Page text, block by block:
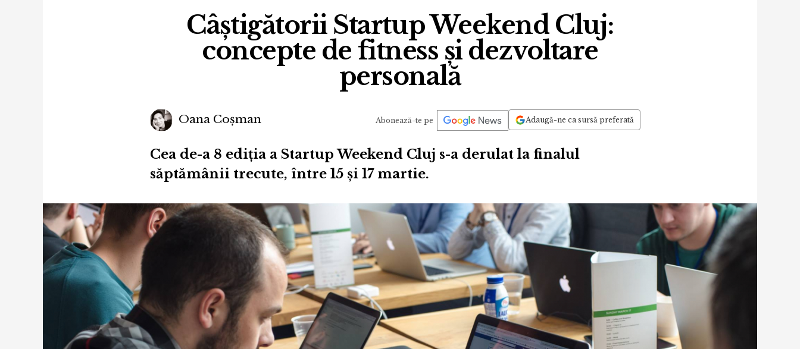
Câștigătorii Startup Weekend Cluj:
concepte de fitness și dezvoltare
personală
Oana Coșman Abonează-te pe Adaugă-ne ca sursă preferată
Cea de-a 8 ediția a Startup Weekend Cluj s-a derulat la finalul
săptămânii trecute, între 15 și 17 martie.